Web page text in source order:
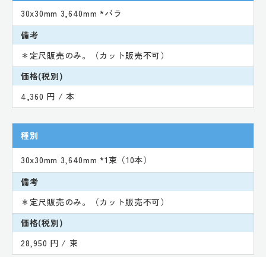
30x30mm 3,640mm *バラ
備考
＊定尺販売のみ。（カット販売不可）
価格(税別)
4,360 円 / 本
種別
30x30mm 3,640mm *1束（10本）
備考
＊定尺販売のみ。（カット販売不可）
価格(税別)
28,950 円 / 束